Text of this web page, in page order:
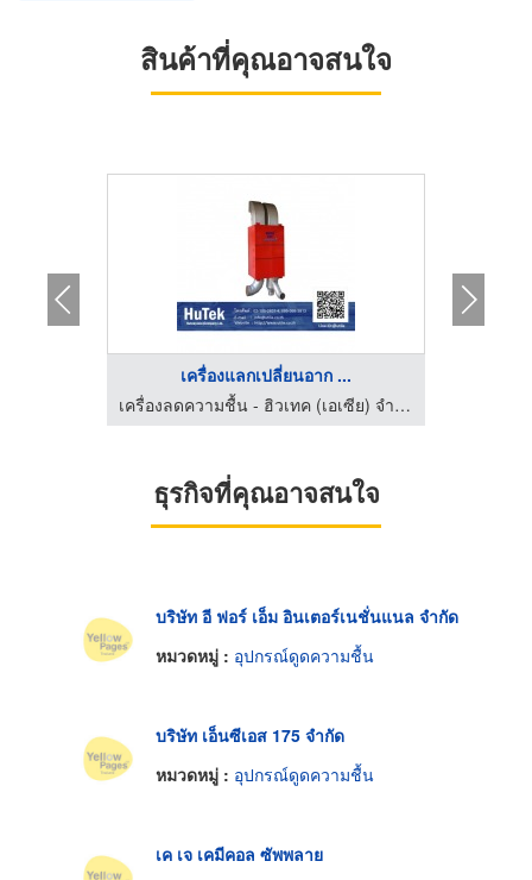
สินค้าที่คุณอาจสนใจ
เครื่องแลกเปลี่ยนอาก ...
เครื่องลดความชื้น - ฮิวเทค (เอเซีย) จำกัด
ธุรกิจที่คุณอาจสนใจ
บริษัท อี ฟอร์ เอ็ม อินเตอร์เนชั่นแนล จำกัด
หมวดหมู่ : อุปกรณ์ดูดความชื้น
บริษัท เอ็นซีเอส 175 จำกัด
หมวดหมู่ : อุปกรณ์ดูดความชื้น
เค เจ เคมีคอล ซัพพลาย